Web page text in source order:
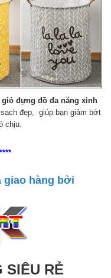
giỏ đựng đồ đa năng xinh
sạch đẹp, giúp bạn giảm bớt
chịu.
giao hàng bởi
SIÊU RẺ